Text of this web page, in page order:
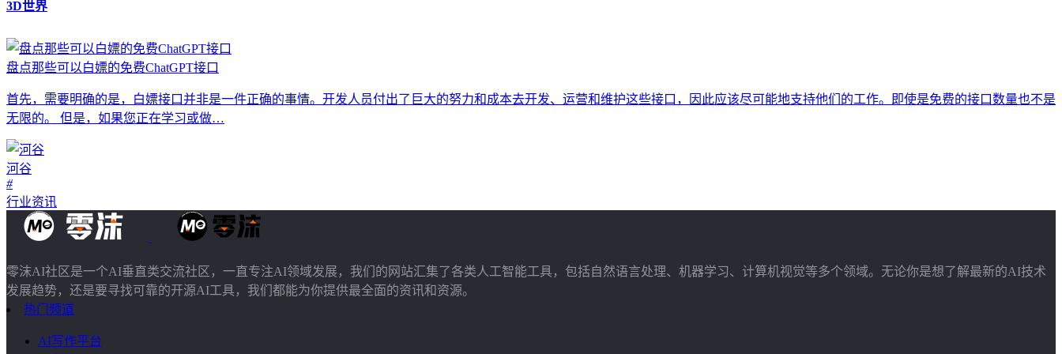
3D世界
盘点那些可以白嫖的免费ChatGPT接口
首先，需要明确的是，白嫖接口并非是一件正确的事情。开发人员付出了巨大的努力和成本去开发、运营和维护这些接口，因此应该尽可能地支持他们的工作。即使是免费的接口数量也不是
无限的。 但是，如果您正在学习或做…
河谷
#
行业资讯
零沫AI社区是一个AI垂直类交流社区，一直专注AI领域发展，我们的网站汇集了各类人工智能工具，包括自然语言处理、机器学习、计算机视觉等多个领域。无论你是想了解最新的AI技术
发展趋势，还是要寻找可靠的开源AI工具，我们都能为你提供最全面的资讯和资源。
热门频道
AI写作平台